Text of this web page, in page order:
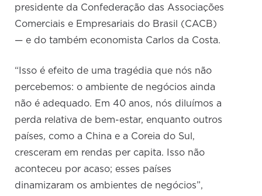
presidente da Confederação das Associações
Comerciais e Empresariais do Brasil (CACB)
— e do também economista Carlos da Costa.
“Isso é efeito de uma tragédia que nós não
percebemos: o ambiente de negócios ainda
não é adequado. Em 40 anos, nós diluímos a
perda relativa de bem-estar, enquanto outros
países, como a China e a Coreia do Sul,
cresceram em rendas per capita. Isso não
aconteceu por acaso; esses países
dinamizaram os ambientes de negócios”,